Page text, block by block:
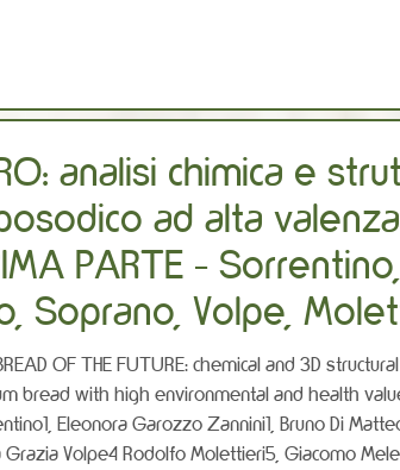
analisi chimica e
ad alta
PARTE -
Soprano, Volpe,
OF THE FUTURE: chemical and 3D
bread with high environmental and health
Eleonora Garozzo Zannini1, Bruno Di
Grazia Volpe4 Rodolfo Molettieri5, Giacomo